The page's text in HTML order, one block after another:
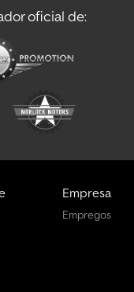
oficial de:
Empresa
Empregos